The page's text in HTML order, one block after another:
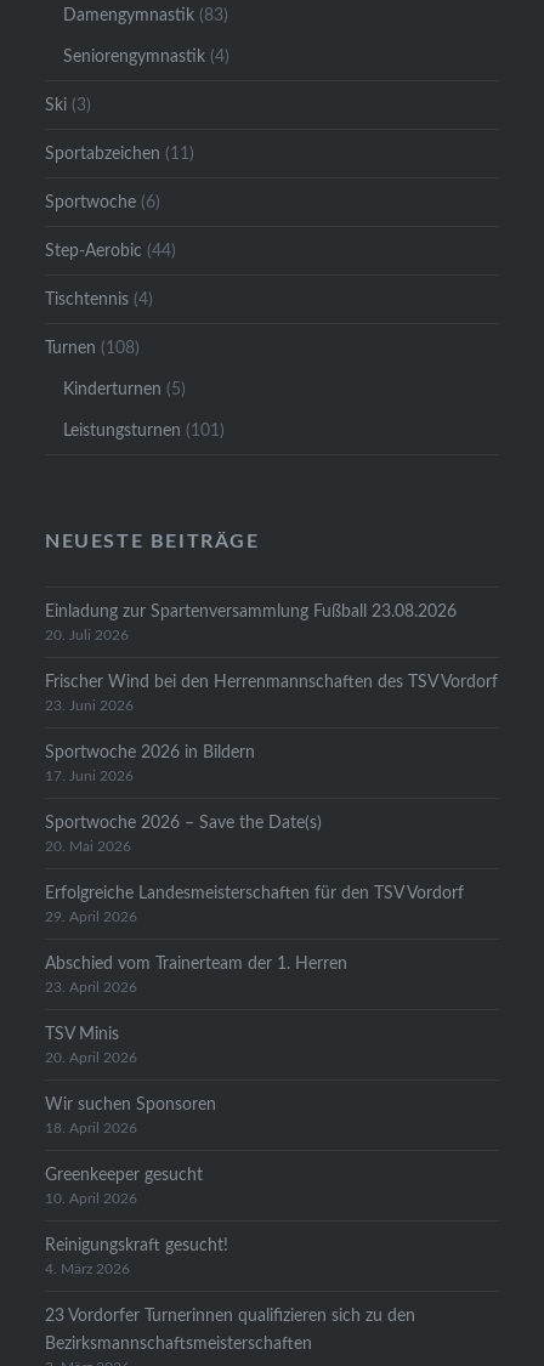
Damengymnastik (83)
Seniorengymnastik (4)
Ski (3)
Sportabzeichen (11)
Sportwoche (6)
Step-Aerobic (44)
Tischtennis (4)
Turnen (108)
Kinderturnen (5)
Leistungsturnen (101)
NEUESTE BEITRÄGE
Einladung zur Spartenversammlung Fußball 23.08.2026
20. Juli 2026
Frischer Wind bei den Herrenmannschaften des TSV Vordorf
23. Juni 2026
Sportwoche 2026 in Bildern
17. Juni 2026
Sportwoche 2026 – Save the Date(s)
20. Mai 2026
Erfolgreiche Landesmeisterschaften für den TSV Vordorf
29. April 2026
Abschied vom Trainerteam der 1. Herren
23. April 2026
TSV Minis
20. April 2026
Wir suchen Sponsoren
18. April 2026
Greenkeeper gesucht
10. April 2026
Reinigungskraft gesucht!
4. März 2026
23 Vordorfer Turnerinnen qualifizieren sich zu den
Bezirksmannschaftsmeisterschaften